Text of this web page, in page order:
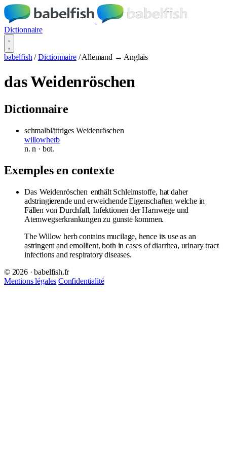
Dictionnaire
babelfish / Dictionnaire / Allemand → Anglais
das Weidenröschen
Dictionnaire
schmalblättriges Weidenröschen
willowherb
n.n · bot.
Exemples en contexte
Das Weidenröschen enthält Schleimstoffe, hat daher
adstringierende und erweichende Eigenschaften welche in
Fällen von Durchfall, Infektionen der Harnwege und
Atemwegserkrankungen zu gunste kommen.
The Willow herb contains mucilage, hence its use as an
astringent and emollient, both in cases of diarrhea, urinary tract
infections and respiratory diseases.
© 2026 · babelfish.fr
Mentions légales Confidentialité